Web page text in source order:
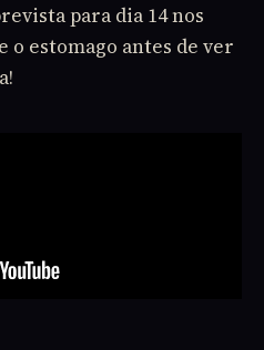
para dia 14 nos
o estomago antes de ver